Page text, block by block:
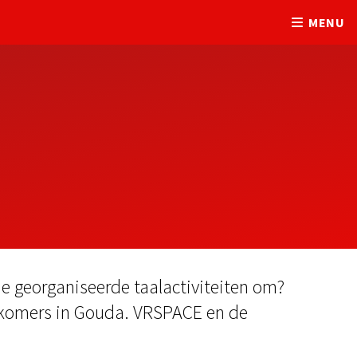
MENU
georganiseerde taalactiviteiten om?
in Gouda. VRSPACE en de